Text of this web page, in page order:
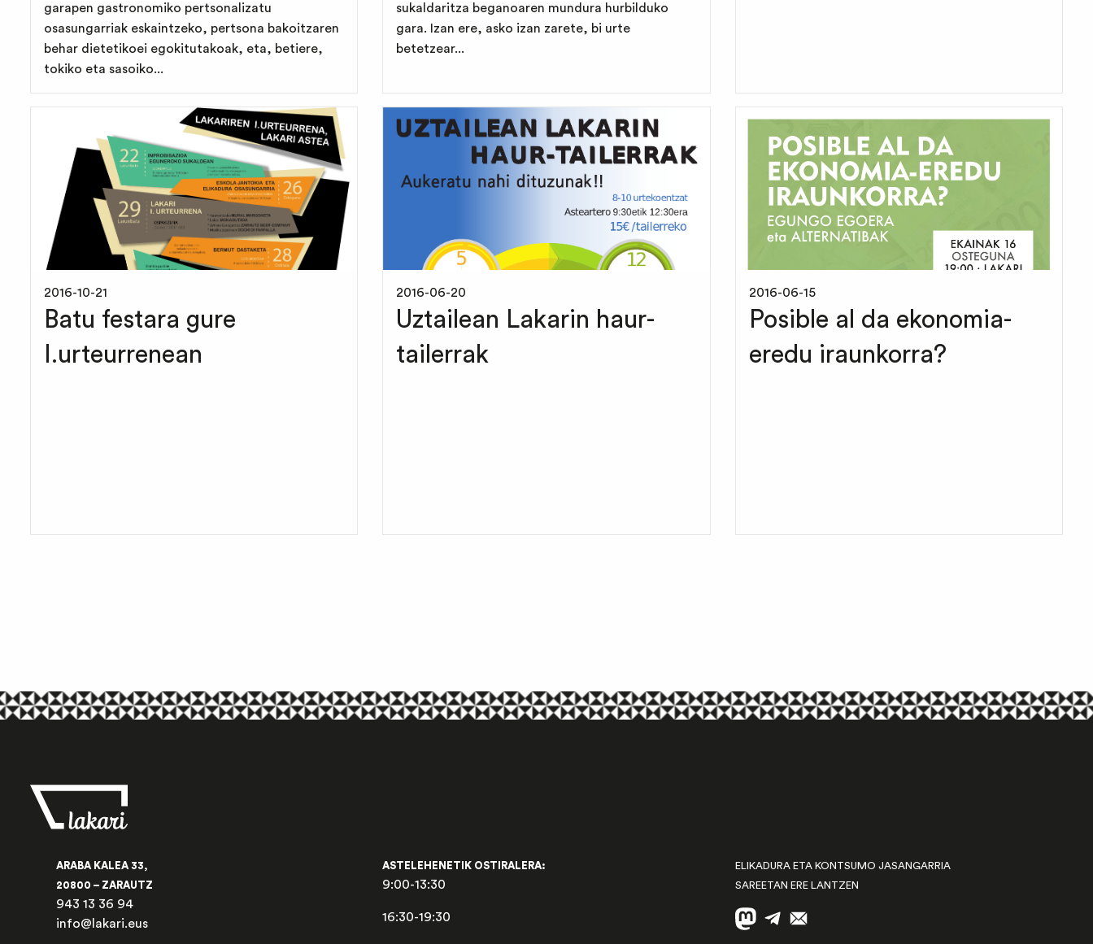
garapen gastronomiko pertsonalizatu
osasungarriak eskaintzeko, pertsona bakoitzaren
behar dietetikoei egokitutakoak, eta, betiere,
tokiko eta sasoiko...
sukaldaritza beganoaren mundura hurbilduko
gara. Izan ere, asko izan zarete, bi urte
betetzear...
2016-10-21
Batu festara gure
I.urteurrenean
2016-06-20
Uztailean Lakarin haur-
tailerrak
2016-06-15
Posible al da ekonomia-
eredu iraunkorra?
ARABA KALEA 33,
20800 – ZARAUTZ
943 13 36 94
info@lakari.eus
ASTELEHENETIK OSTIRALERA:
9:00-13:30
16:30-19:30
ELIKADURA ETA KONTSUMO JASANGARRIA
SAREETAN ERE LANTZEN